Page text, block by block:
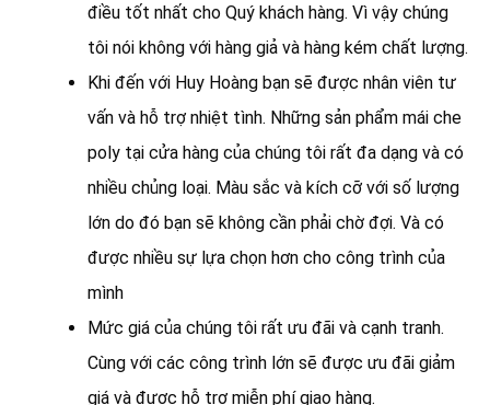
điều tốt nhất cho Quý khách hàng. Vì vậy chúng
tôi nói không với hàng giả và hàng kém chất lượng.
Khi đến với Huy Hoàng bạn sẽ được nhân viên tư
vấn và hỗ trợ nhiệt tình. Những sản phẩm mái che
poly tại cửa hàng của chúng tôi rất đa dạng và có
nhiều chủng loại. Màu sắc và kích cỡ với số lượng
lớn do đó bạn sẽ không cần phải chờ đợi. Và có
được nhiều sự lựa chọn hơn cho công trình của
mình
Mức giá của chúng tôi rất ưu đãi và cạnh tranh.
Cùng với các công trình lớn sẽ được ưu đãi giảm
giá và được hỗ trợ miễn phí giao hàng.